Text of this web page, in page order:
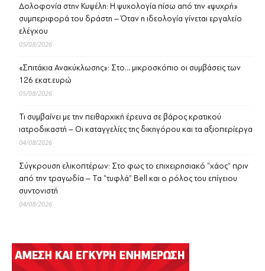
Δολοφονία στην Κυψέλη: Η ψυχολογία πίσω από την «ψυχρή»
συμπεριφορά του δράστη – Όταν η ιδεολογία γίνεται εργαλείο
ελέγχου
05/08/2026
«Σπιτάκια Ανακύκλωσης»: Στο… μικροσκόπιο οι συμβάσεις των
126 εκατ.ευρώ
05/08/2026
Τι συμβαίνει με την πειθαρχική έρευνα σε βάρος κρατικού
ιατροδικαστή – Οι καταγγελίες της δικηγόρου και τα αξιοπερίεργα
04/08/2026
Σύγκρουση ελικοπτέρων: Στο φως το επιχειρησιακό “χάος” πριν
από την τραγωδία – Τα “τυφλά” Bell και ο ρόλος του επίγειου
συντονιστή
04/08/2026